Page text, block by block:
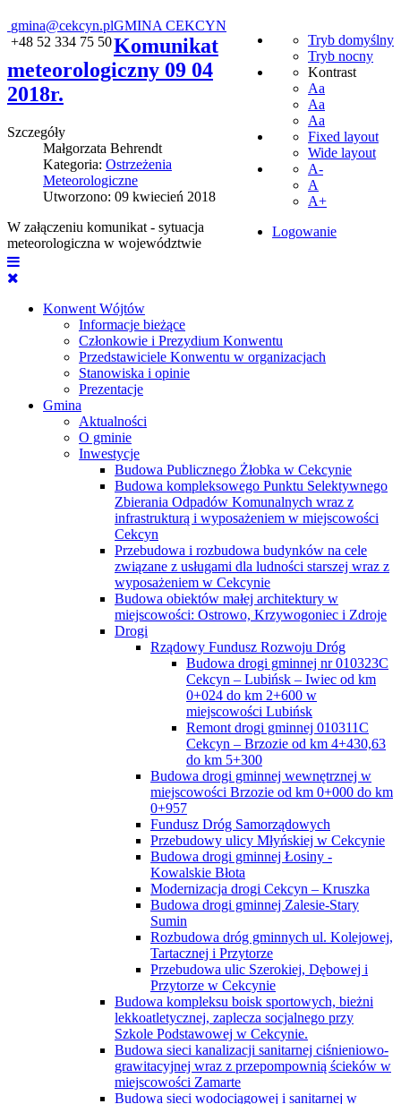
gmina@cekcyn.pl
+48 52 334 75 50
Tryb domyślny
Tryb nocny
Kontrast
Aa
Aa
Aa
Fixed layout
Wide layout
A-
A
A+
Logowanie
GMINA CEKCYN
Konwent Wójtów
Informacje bieżące
Członkowie i Prezydium Konwentu
Przedstawiciele Konwentu w organizacjach
Stanowiska i opinie
Prezentacje
Gmina
Aktualności
O gminie
Inwestycje
Budowa Publicznego Żłobka w Cekcynie
Budowa kompleksowego Punktu Selektywnego
Zbierania Odpadów Komunalnych wraz z
infrastrukturą i wyposażeniem w miejscowości
Cekcyn
Przebudowa i rozbudowa budynków na cele
związane z usługami dla ludności starszej wraz z
wyposażeniem w Cekcynie
Budowa obiektów małej architektury w
miejscowości: Ostrowo, Krzywogoniec i Zdroje
Drogi
Rządowy Fundusz Rozwoju Dróg
Budowa drogi gminnej nr 010323C
Cekcyn – Lubińsk – Iwiec od km
0+024 do km 2+600 w
miejscowości Lubińsk
Remont drogi gminnej 010311C
Cekcyn – Brzozie od km 4+430,63
do km 5+300
Budowa drogi gminnej wewnętrznej w
miejscowości Brzozie od km 0+000 do km
0+957
Fundusz Dróg Samorządowych
Przebudowy ulicy Młyńskiej w Cekcynie
Budowa drogi gminnej Łosiny -
Kowalskie Błota
Modernizacja drogi Cekcyn – Kruszka
Budowa drogi gminnej Zalesie-Stary
Sumin
Rozbudowa dróg gminnych ul. Kolejowej,
Tartacznej i Przytorze
Przebudowa ulic Szerokiej, Dębowej i
Przytorze w Cekcynie
Budowa kompleksu boisk sportowych, bieżni
lekkoatletycznej, zaplecza socjalnego przy
Szkole Podstawowej w Cekcynie.
Budowa sieci kanalizacji sanitarnej ciśnieniowo-
grawitacyjnej wraz z przepompownią ścieków w
miejscowości Zamarte
Budowa sieci wodociągowej i sanitarnej w
Komunikat
meteorologiczny 09 04
2018r.
Szczegóły
Małgorzata Behrendt
Kategoria: Ostrzeżenia
Meteorologiczne
Utworzono: 09 kwiecień 2018
W załączeniu komunikat - sytuacja
meteorologiczna w województwie